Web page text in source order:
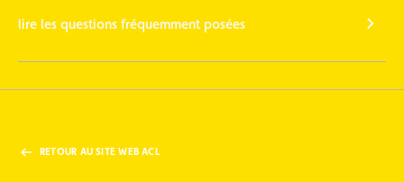
lire les questions fréquemment posées
RETOUR AU SITE WEB ACL